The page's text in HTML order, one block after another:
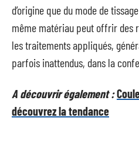
d’origine que du mode de
même matériau peut offrir des
les traitements appliqués,
parfois inattendus, dans la
A découvrir également :
découvrez la tendance